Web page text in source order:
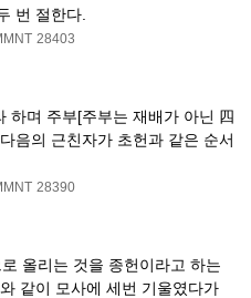
번 절한다.
28403
하며 주부[주부는 재배가 아닌 四
음의 근친자가 초헌과 같은 순서
28390
올리는 것을 종헌이라고 하는
같이 모사에 세번 기울였다가